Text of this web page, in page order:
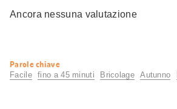
Ancora nessuna valutazione
Informazioni
utili
Parole chiave
Facile fino a 45 minuti Bricolage Autunno